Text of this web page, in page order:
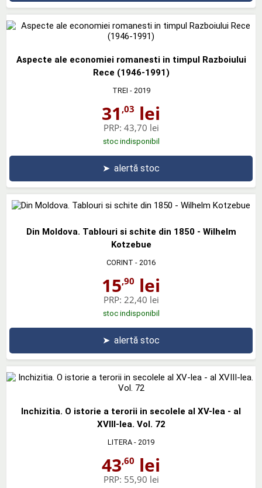
Aspecte ale economiei romanesti in timpul Razboiului
Rece (1946-1991)
TREI - 2019
31 ,03 lei
PRP: 43,70 lei
stoc indisponibil
➤ alertă stoc
Din Moldova. Tablouri si schite din 1850 - Wilhelm
Kotzebue
CORINT - 2016
15,90 lei
PRP: 22,40 lei
stoc indisponibil
➤ alertă stoc
Inchizitia. O istorie a terorii in secolele al XV-lea - al
XVIII-lea. Vol. 72
LITERA - 2019
43,60 lei
PRP: 55,90 lei